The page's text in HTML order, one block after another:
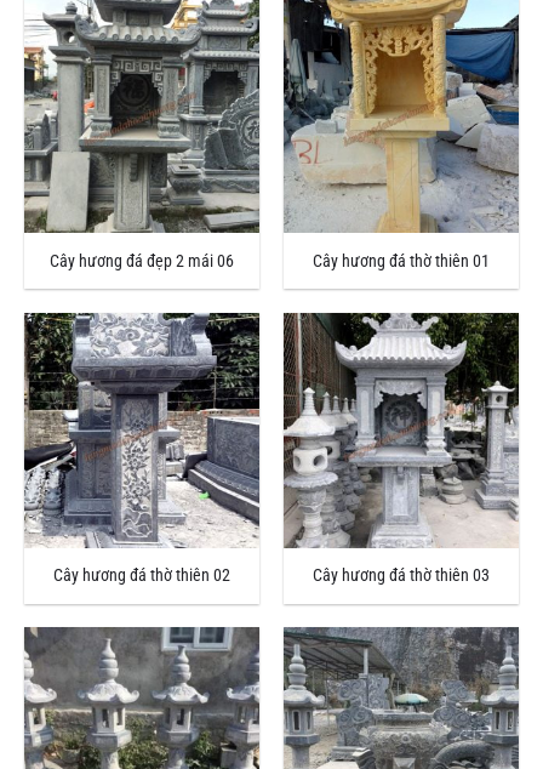
Cây hương đá đẹp 2 mái 06 Cây hương đá thờ thiên 01
Cây hương đá thờ thiên 02 Cây hương đá thờ thiên 03